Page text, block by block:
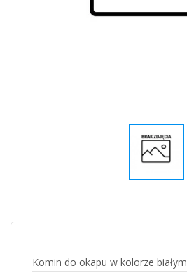
Komin do okapu w kolorze białym